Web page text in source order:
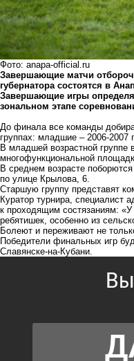
Фото: anapa-official.ru
Завершающие матчи
губернатора состоятся в
Завершающие игры
зональном этапе
До финала все команды
группах: младшие – 2006-2007
В младшей возрастной группе
многофункциональной
В среднем возрасте
по улице Крылова, 6.
Старшую группу представят
Куратор турнира, специалист
к проходящим состязаниям:
ребятишек, особенно из
Болеют и переживают не
Победители финальных игр
Славянске-на-Кубани.